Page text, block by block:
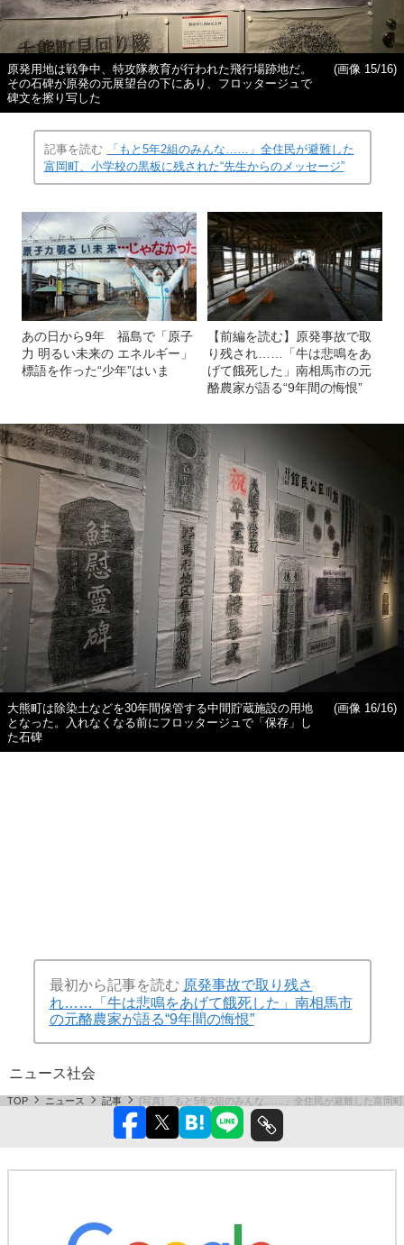
原発用地は戦争中、特攻隊教育が行われた飛行場跡地だ。
その石碑が原発の元展望台の下にあり、フロッタージュで
碑文を擦り写した
(画像 15/16)
記事を読む
「もと5年2組のみんな……」全住民が避難した
富岡町、小学校の黒板に残された“先生からのメッセージ”
あの日から9年 福島で「原子
力 明るい未来の エネルギー」
標語を作った“少年”はいま
【前編を読む】原発事故で取
り残され……「牛は悲鳴をあ
げて餓死した」南相馬市の元
酪農家が語る“9年間の悔恨”
大熊町は除染土などを30年間保管する中間貯蔵施設の用地
となった。入れなくなる前にフロッタージュで「保存」し
た石碑
(画像 16/16)
最初から記事を読む 原発事故で取り残さ
れ……「牛は悲鳴をあげて餓死した」南相馬市
の元酪農家が語る“9年間の悔恨”
ニュース社会
TOP ニュース 記事 [写真]「もと5年2組のみんな……」全住民が避難した富岡